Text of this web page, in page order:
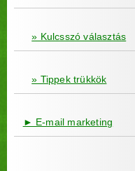
» Kulcsszó választás
» Tippek trükkök
► E-mail marketing